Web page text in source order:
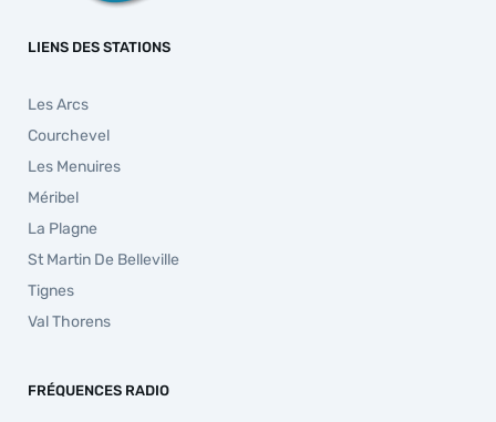
LIENS DES STATIONS
Les Arcs
Courchevel
Les Menuires
Méribel
La Plagne
St Martin De Belleville
Tignes
Val Thorens
FRÉQUENCES RADIO